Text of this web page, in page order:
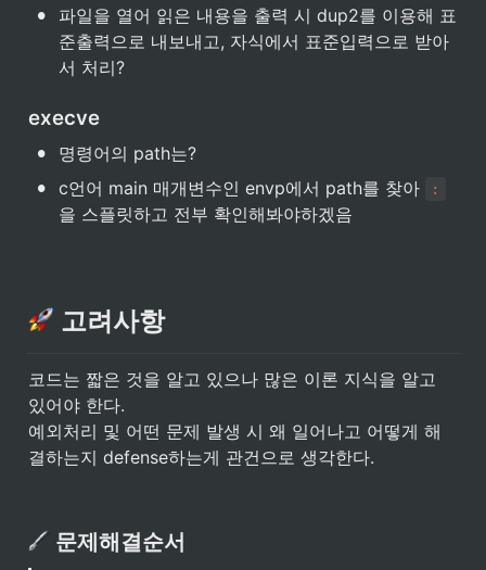
•
파일을 열어 읽은 내용을 출력 시 dup2를 이용해 표
준출력으로 내보내고, 자식에서 표준입력으로 받아
서 처리?
execve
• 명령어의 path는?
• c언어 main 매개변수인 envp에서 path를 찾아 :
을 스플릿하고 전부 확인해봐야하겠음
고려사항
코드는 짧은 것을 알고 있으나 많은 이론 지식을 알고
있어야 한다.
예외처리 및 어떤 문제 발생 시 왜 일어나고 어떻게 해
결하는지 defense하는게 관건으로 생각한다.
문제해결순서